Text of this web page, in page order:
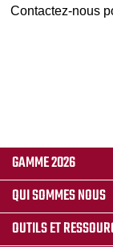
Contactez-nous
GAMME 2026
QUI SOMMES NOUS
OUTILS ET